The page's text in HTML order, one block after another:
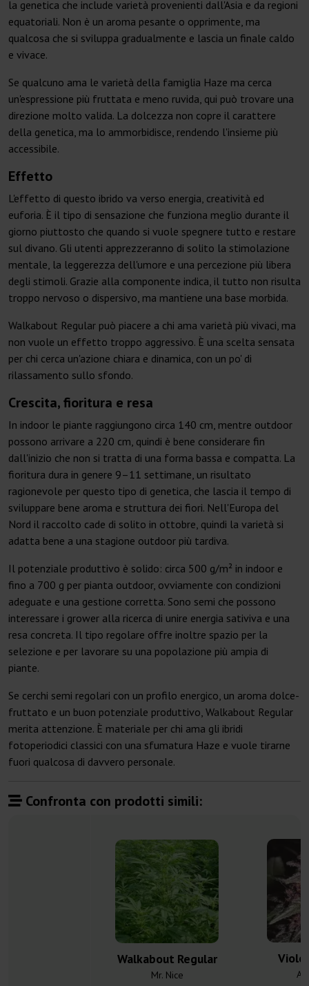
la genetica che include varietà provenienti dall'Asia e da regioni
equatoriali. Non è un aroma pesante o opprimente, ma
qualcosa che si sviluppa gradualmente e lascia un finale caldo
e vivace.
Se qualcuno ama le varietà della famiglia Haze ma cerca
un'espressione più fruttata e meno ruvida, qui può trovare una
direzione molto valida. La dolcezza non copre il carattere
della genetica, ma lo ammorbidisce, rendendo l'insieme più
accessibile.
Effetto
L'effetto di questo ibrido va verso energia, creatività ed
euforia. È il tipo di sensazione che funziona meglio durante il
giorno piuttosto che quando si vuole spegnere tutto e restare
sul divano. Gli utenti apprezzeranno di solito la stimolazione
mentale, la leggerezza dell'umore e una percezione più libera
degli stimoli. Grazie alla componente indica, il tutto non risulta
troppo nervoso o dispersivo, ma mantiene una base morbida.
Walkabout Regular può piacere a chi ama varietà più vivaci, ma
non vuole un effetto troppo aggressivo. È una scelta sensata
per chi cerca un'azione chiara e dinamica, con un po' di
rilassamento sullo sfondo.
Crescita, fioritura e resa
In indoor le piante raggiungono circa 140 cm, mentre outdoor
possono arrivare a 220 cm, quindi è bene considerare fin
dall'inizio che non si tratta di una forma bassa e compatta. La
fioritura dura in genere 9–11 settimane, un risultato
ragionevole per questo tipo di genetica, che lascia il tempo di
sviluppare bene aroma e struttura dei fiori. Nell'Europa del
Nord il raccolto cade di solito in ottobre, quindi la varietà si
adatta bene a una stagione outdoor più tardiva.
Il potenziale produttivo è solido: circa 500 g/m² in indoor e
fino a 700 g per pianta outdoor, ovviamente con condizioni
adeguate e una gestione corretta. Sono semi che possono
interessare i grower alla ricerca di unire energia sativiva e una
resa concreta. Il tipo regolare offre inoltre spazio per la
selezione e per lavorare su una popolazione più ampia di
piante.
Se cerchi semi regolari con un profilo energico, un aroma dolce-
fruttato e un buon potenziale produttivo, Walkabout Regular
merita attenzione. È materiale per chi ama gli ibridi
fotoperiodici classici con una sfumatura Haze e vuole tirarne
fuori qualcosa di davvero personale.
Confronta con prodotti simili:
Walkabout Regular
Mr. Nice